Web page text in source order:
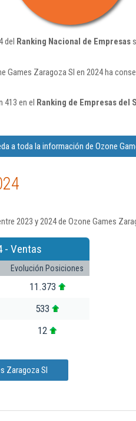
del Ranking Nacional de Empresas
Games Zaragoza Sl en 2024 ha
413 en el Ranking de Empresas
a toda la información de Ozone
2023 y 2024 de Ozone Games
- Ventas
Evolución Posiciones
11.373
533
12
Zaragoza Sl